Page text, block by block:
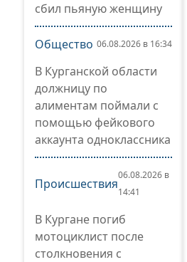
сбил пьяную женщину
Общество 06.08.2026 в 16:34
В Курганской области
должницу по
алиментам поймали с
помощью фейкового
аккаунта одноклассника
Происшествия
06.08.2026 в
14:41
В Кургане погиб
мотоциклист после
столкновения с